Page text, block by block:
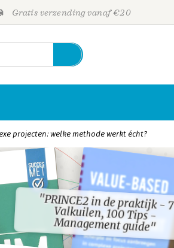
Gratis verzending vanaf €20
projecten: welke methode werkt écht?
"PRINCE2 in de praktijk - 7
Valkuilen, 100 Tips -
Management guide"
"PRINCE2 in de praktijk - 7
Valkuilen, 100 Tips -
Management guide"
Personen
Trefwoorden